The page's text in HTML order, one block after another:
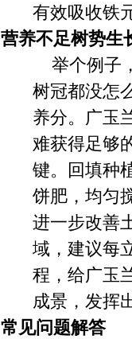
有效吸收铁
营养不足树势生
举个例子
树冠都没怎
养分。广玉
难获得足够
键。回填种
饼肥，均匀
进一步改善
域，建议每
程，给广玉
成景，发挥
常见问题解答